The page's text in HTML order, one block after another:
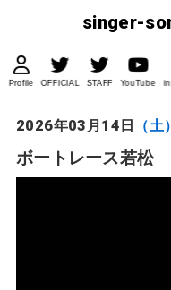
singer-
Profile OFFICIAL STAFF YouTube
2026年03月14日 （土）
ボートレース若松